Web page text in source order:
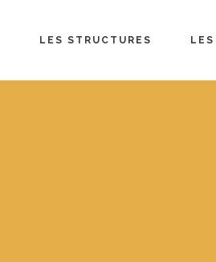
LES STRUCTURES